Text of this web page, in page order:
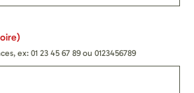
ex: 01 23 45 67 89 ou 0123456789